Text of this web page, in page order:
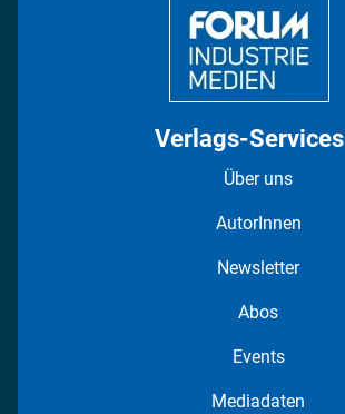
Verlags-Services
Über uns
AutorInnen
Newsletter
Abos
Events
Mediadaten